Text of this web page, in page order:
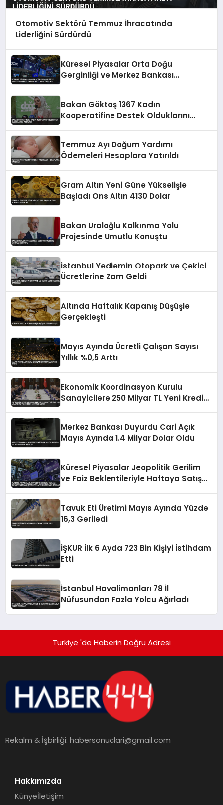
Otomotiv Sektörü Temmuz İhracatında
Liderliğini Sürdürdü
Küresel Piyasalar Orta Doğu
Gerginliği ve Merkez Bankası
Bakan Göktaş 1367 Kadın
Kooperatifine Destek Olduklarını
Temmuz Ayı Doğum Yardımı
Ödemeleri Hesaplara Yatırıldı
Gram Altın Yeni Güne Yükselişle
Başladı Ons Altın 4130 Dolar
Bakan Uraloğlu Kalkınma Yolu
Projesinde Umutlu Konuştu
İstanbul Yediemin Otopark ve Çekici
Ücretlerine Zam Geldi
Altında Haftalık Kapanış Düşüşle
Gerçekleşti
Mayıs Ayında Ücretli Çalışan Sayısı
Yıllık %0,5 Arttı
Ekonomik Koordinasyon Kurulu
Sanayicilere 250 Milyar TL Yeni Kredi
Merkez Bankası Duyurdu Cari Açık
Mayıs Ayında 1.4 Milyar Dolar Oldu
Küresel Piyasalar Jeopolitik Gerilim
ve Faiz Beklentileriyle Haftaya Satış
Tavuk Eti Üretimi Mayıs Ayında Yüzde
16,3 Geriledi
İŞKUR İlk 6 Ayda 723 Bin Kişiyi İstihdam
Etti
İstanbul Havalimanları 78 İl
Nüfusundan Fazla Yolcu Ağırladı
Türkiye 'de Haberin Doğru Adresi
Rekalm & İşbirliği:habersonuclari@gmail.com
Hakkımızda
Künyeİletişim